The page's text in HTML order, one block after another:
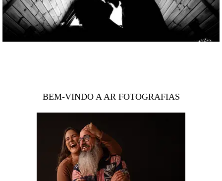
BEM-VINDO A AR FOTOGRAFIAS